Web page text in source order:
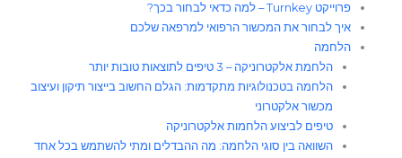
פרוייקט Turnkey – למה כדאי לבחור בכך?
איך לבחור את המכשור הרפואי למרפאה שלכם
הלחמה
הלחמת אלקטרוניקה – 3 טיפים לתוצאות טובות יותר
הלחמה בטכנולוגיות מתקדמות: הגלם החשוב בייצור תיקון ועיצוב
מכשור אלקטרוני
טיפים לביצוע הלחמות אלקטרוניקה
השוואה בין סוגי הלחמה: מה ההבדלים ומתי להשתמש בכל אחד